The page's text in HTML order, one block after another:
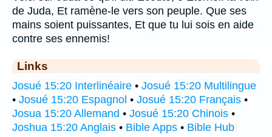
de Juda, Et ramène-le vers son peuple. Que ses
mains soient puissantes, Et que tu lui sois en aide
contre ses ennemis!
Links
Josué 15:20 Interlinéaire • Josué 15:20 Multilingue
• Josué 15:20 Espagnol • Josué 15:20 Français •
Josua 15:20 Allemand • Josué 15:20 Chinois •
Joshua 15:20 Anglais • Bible Apps • Bible Hub